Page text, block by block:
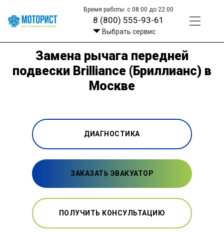
Время работы: с 08:00 до 22:00
8 (800) 555-93-61
Выбрать сервис
Замена рычага передней
подвески Brilliance (Бриллианс) в
Москве
ДИАГНОСТИКА
ЗАКАЗАТЬ ЭВАКУАТОР
ПОЛУЧИТЬ КОНСУЛЬТАЦИЮ